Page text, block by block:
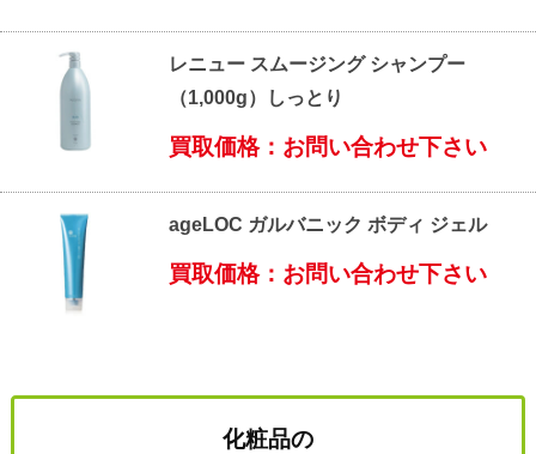
レニュー スムージング シャンプー
（1,000g）しっとり
買取価格：お問い合わせ下さい
ageLOC ガルバニック ボディ ジェル
買取価格：お問い合わせ下さい
化粧品の